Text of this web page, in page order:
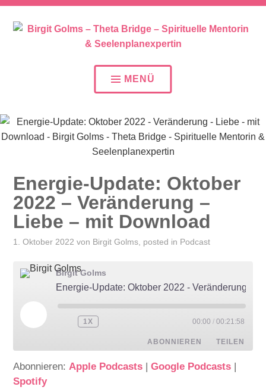
BIRGIT GOLMS – THETA
BRIDGE – SPIRITUELLE
MENTORIN &
SEELENPLANEXPERTIN
MENÜ
Energie-Update: Oktober
2022 – Veränderung –
Liebe – mit Download
1. Oktober 2022 von Birgit Golms , posted in Podcast
Birgit Golms
1X 00:00 / 00:21:58
ABONNIEREN TEILEN
TEILEN
Abonnieren: Apple Podcasts |Google Podcasts |
Spotify